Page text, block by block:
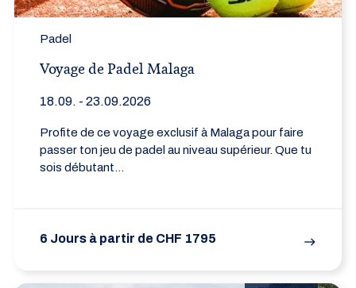
Padel
Voyage de Padel Malaga
18.09. - 23.09.2026
Profite de ce voyage exclusif à Malaga pour faire
passer ton jeu de padel au niveau supérieur. Que tu
sois débutant...
6 Jours à partir de CHF 1795 east